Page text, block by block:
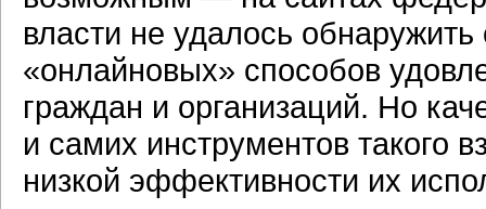
власти не удалось
«онлайновых» способов
граждан и организаций. Но
и самих инструментов такого
низкой эффективности их